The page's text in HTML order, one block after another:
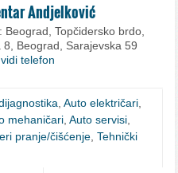
Andjelković
Beograd, Topčidersko brdo,
8, Beograd, Sarajevska 59
vidi telefon
,Auto električari
mehaničari ,Auto servisi
pranje/čišćenje ,Tehnički